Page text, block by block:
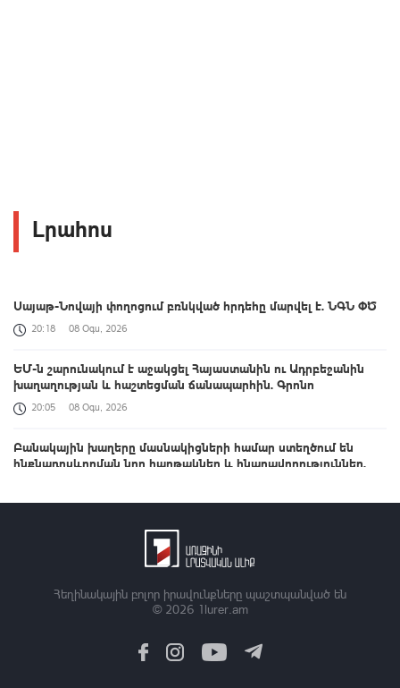
Լրահոս
Սայաթ-Նովայի փողոցում բռնկված հրդեհը մարվել է. ՆԳՆ ՓԾ
20:18 08 Օգս, 2026
ԵՄ-ն շարունակում է աջակցել Հայաստանին ու Ադրբեջանին
խաղաղության և հաշտեցման ճանապարհին. Գրոնո
20:05 08 Օգս, 2026
Բանակային խաղերը մասնակիցների համար ստեղծում են
ինքնադրսևորման նոր հարթակներ և հնարավորություններ.
Նախագահ Թրամփի առաջնորդության շնորհիվ Հարավային
Ուիթքոֆ
Սերբիան կաջակցի Ուկրաինային Եվրամիության
Հեղինակային բոլոր իրավունքները պաշտպանված են
© 2026 1lurer.am